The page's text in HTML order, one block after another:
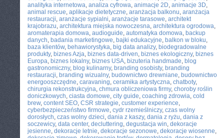
analityka internetowa, analiza cyfrowa, animacje 2D, animacje 3D,
animal rescue, aplikacje dietetyczne, aranżacja balkonu, aranżacja
restauracji, aranżacje sypialni, aranżacje tarasowe, architekt
krajobrazu, architektura miejska nowoczesna, architektura ogrodowa,
aromaterapia domowa, audioguide, automatyka domowa, backup
danych, badania marketingowe, bajki edukacyjne, balkon w bloku,
baza klientów, behawiorystyka, big data analizy, biodegradowalne
produkty, biznes Azja, biznes data-driven, biznes ekologiczny, biznes
Europa, biznes lokalny, biznes USA, bizuteria handmade, blog
gastronomiczny, blog kulinarny, branding osobisty, branding
restauracji, branding wizualny, budownictwo drewniane, budownictwo
energooszczędne, caravaning, ceramika artystyczna, chatboty,
chirurgia rekonstrukcyjna, chmura obliczeniowa firmy, choroby roślin
doniczkowych, ciasta domowe, city guide, coaching zdrowia, cold
brew, content SEO, CSR strategie, customer experience,
cyberbezpieczeństwo firmowe, cydr rzemieślniczy, czas wolny
dorosłych, czas wolny dzieci, dania z kaszy, dania z ryżu, dania z
soczewicy, data center, decluttering, degustacja win, dekoracje
jesienne, dekoracje letnie, dekoracje sezonowe, dekoracje wiosenne,